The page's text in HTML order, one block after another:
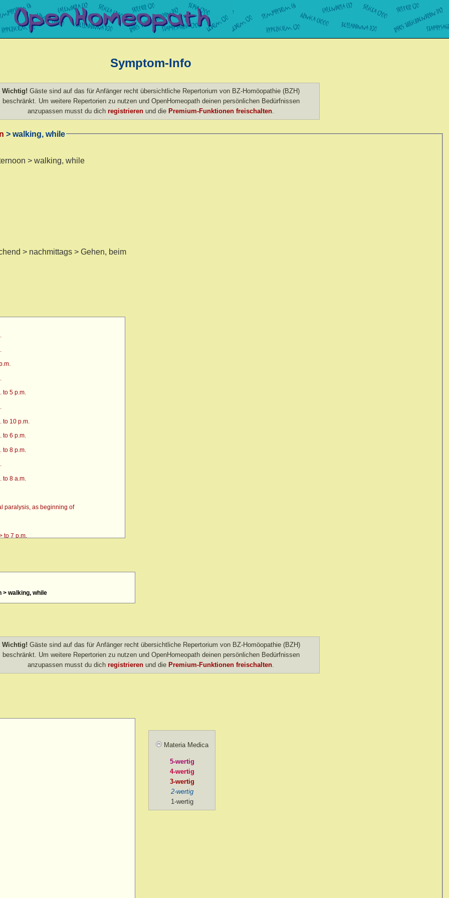
Symptom-Info
Wichtig! Gäste sind auf das für Anfänger recht übersichtliche Repertorium von BZ-Homöopathie (BZH)
beschränkt. Um weitere Repertorien zu nutzen und OpenHomeopath deinen persönlichen Bedürfnissen
anzupassen musst du dich registrieren und die Premium-Funktionen freischalten
> walking, while
> walking, while
> nachmittags > Gehen, beim
to 5 p.m.
to 10 p.m.
to 6 p.m.
to 8 p.m.
to 8 a.m.
paralysis, as beginning of
to 7 p.m.
amel.
evening
after agg.
agg.
> walking, while
Wichtig! Gäste sind auf das für Anfänger recht übersichtliche Repertorium von BZ-Homöopathie (BZH)
beschränkt. Um weitere Repertorien zu nutzen und OpenHomeopath deinen persönlichen Bedürfnissen
anzupassen musst du dich registrieren und die Premium-Funktionen freischalten
Materia Medica
5-wertig
4-wertig
3-wertig
2-wertig
1-wertig